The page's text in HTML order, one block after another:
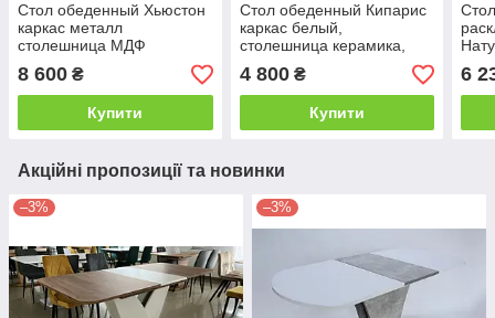
Стол обеденный Хьюстон
каркас металл
столешница МДФ
130(+40)х77 см (Микс-
Мебель ТМ)
8 600 ₴
Купити
Стол обеденный Кипарис
каркас белый,
столешница керамика,
120х80 см (Микс-Мебель
ТМ)
4 800₴
Купити
6
Акційні пропозиції та новинки
–3% –3%